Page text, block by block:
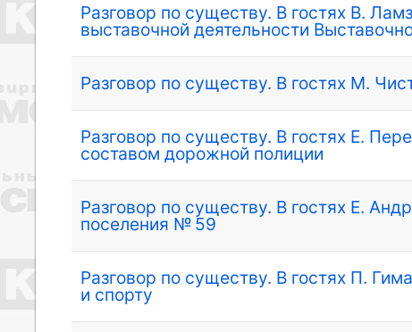
Разговор по существу. В гостях В.
выставочной деятельности
Разговор по существу. В гостях М.
Разговор по существу. В гостях Е.
составом дорожной полиции
Разговор по существу. В гостях Е.
поселения № 59
Разговор по существу. В гостях П.
и спорту